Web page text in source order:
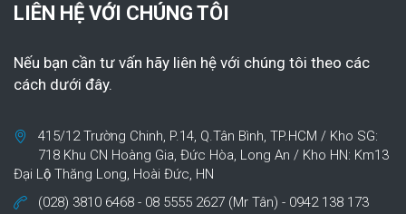
LIÊN HỆ VỚI CHÚNG TÔI
Nếu bạn cần tư vấn hãy liên hệ với chúng tôi theo các
cách dưới đây.
415/12 Trường Chinh, P.14, Q.Tân Bình, TP.HCM / Kho SG:
718 Khu CN Hoàng Gia, Đức Hòa, Long An / Kho HN: Km13
Đại Lộ Thăng Long, Hoài Đức, HN
(028) 3810 6468 - 08 5555 2627 (Mr Tân) - 0942 138 173